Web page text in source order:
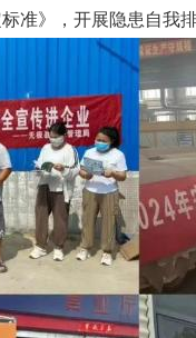
准》，开展隐患自我